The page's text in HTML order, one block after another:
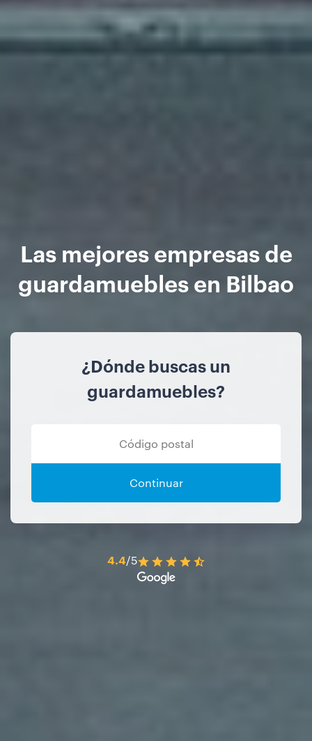
Las mejores empresas de
guardamuebles en Bilbao
¿Dónde buscas un
guardamuebles?
Continuar
4.4/5